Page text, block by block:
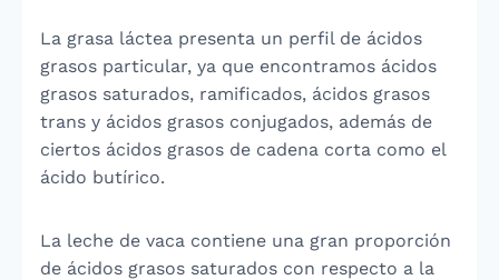
La grasa láctea presenta un perfil de ácidos
grasos particular, ya que encontramos ácidos
grasos saturados, ramificados, ácidos grasos
trans y ácidos grasos conjugados, además de
ciertos ácidos grasos de cadena corta como el
ácido butírico.
La leche de vaca contiene una gran proporción
de ácidos grasos saturados con respecto a la